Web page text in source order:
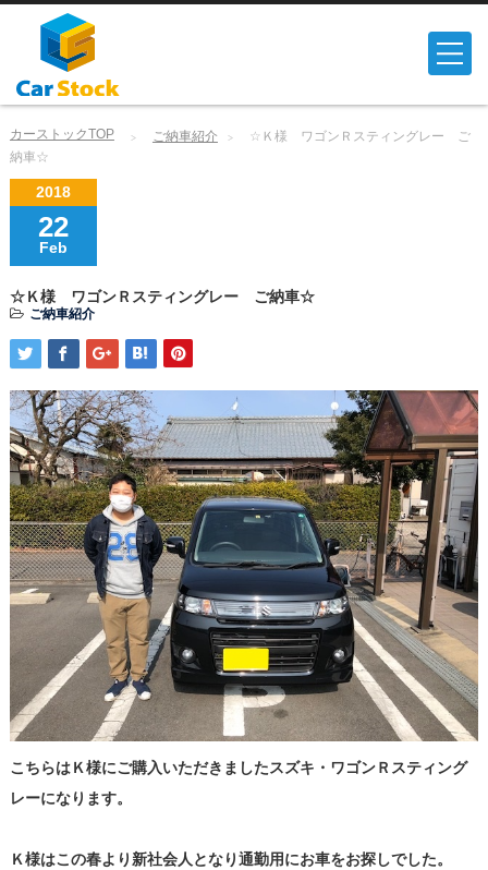
カーストックTOP ご納車紹介
☆Ｋ様 ワゴンＲスティングレー ご
納車☆
2018
22
Feb
☆Ｋ様 ワゴンＲスティングレー ご納車☆
ご納車紹介
こちらはＫ様にご購入いただきましたスズキ・ワゴンＲスティング
レーになります。
Ｋ様はこの春より新社会人となり通勤用にお車をお探しでした。